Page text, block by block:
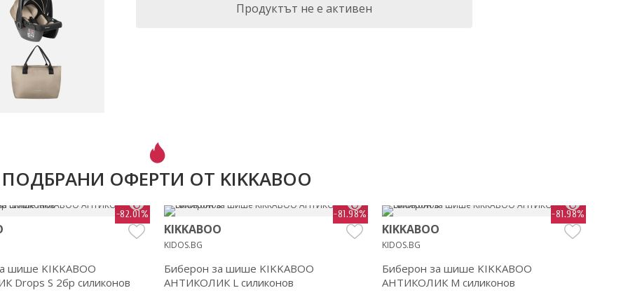
Продуктът не е активен
ПОДБРАНИ ОФЕРТИ ОТ KIKKABOO
-82.01%
шише KIKKABOO
Drops S 2бр силиконов
-81.98%
KIKKABOO
KIDOS.BG
Биберон за шише KIKKABOO
АНТИКОЛИК L силиконов
-81.98%
KIKKABOO
KIDOS.BG
Биберон за шише KIKKABOO
АНТИКОЛИК M силиконов